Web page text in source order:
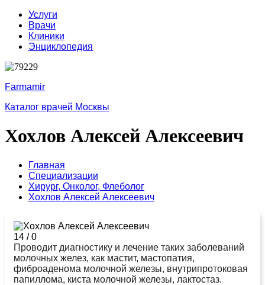
Услуги
Врачи
Клиники
Энциклопедия
Farmamir
Каталог врачей Москвы
Хохлов Алексей Алексеевич
Главная
Специализации
Хирург, Онколог, Флеболог
Хохлов Алексей Алексеевич
14 /0
Проводит диагностику и лечение таких заболеваний
молочных желез, как мастит, мастопатия,
фиброаденома молочной железы, внутрипротоковая
папиллома, киста молочной железы, лактостаз.